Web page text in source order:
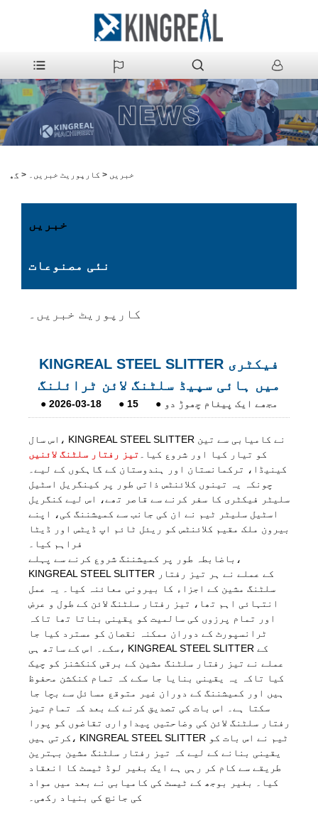
گھر > خبریں > کارپوریٹ خبریں۔
خبریں
نئی مصنوعات
کارپوریٹ خبریں۔
KINGREAL STEEL SLITTER فیکٹری
میں ہائی سپیڈ سلٹنگ لائن ٹرائلنگ
● 2026-03-18 ● 15 ● مجھے ایک پیغام چھوڑ دو
اس سال، KINGREAL STEEL SLITTER نے کامیابی سے تین
کو تیار کیا اور شروع کیا۔ تیز رفتار سلٹنگ لائنیں
کینیڈا، ترکمانستان اور ہندوستان کے گاہکوں کے لیے۔
چونکہ یہ تینوں کلائنٹس ذاتی طور پر کینگریل اسٹیل
سلیٹر فیکٹری کا سفر کرنے سے قاصر تھے، اس لیے کنگریل
اسٹیل سلیٹر ٹیم نے ان کی جانب سے کمیشننگ کی، اپنے
بیرون ملک مقیم کلائنٹس کو ریئل ٹائم اپ ڈیٹس اور ڈیٹا
فراہم کیا۔
باضابطہ طور پر کمیشننگ شروع کرنے سے پہلے،
KINGREAL STEEL SLITTER کے عملے نے ہر تیز رفتار
سلٹنگ مشین کے اجزاء کا بیرونی معائنہ کیا۔ یہ عمل
انتہائی اہم تھا، تیز رفتار سلٹنگ لائن کے طول و عرض
اور تمام پرزوں کی سالمیت کو یقینی بناتا تھا تاکہ
ٹرانسپورٹ کے دوران ممکنہ نقصان کو مسترد کیا جا
سکے۔ اس کے ساتھ ہی، KINGREAL STEEL SLITTER کے
عملے نے تیز رفتار سلٹنگ مشین کے برقی کنکشنز کو چیک
کیا تاکہ یہ یقینی بنایا جا سکے کہ تمام کنکشن محفوظ
ہیں اور کمیشننگ کے دوران غیر متوقع مسائل سے بچا جا
سکتا ہے۔ اس بات کی تصدیق کرنے کے بعد کہ تمام تیز
رفتار سلٹنگ لائن کی وضاحتیں پیداواری تقاضوں کو پورا
کرتی ہیں، KINGREAL STEEL SLITTER ٹیم نے اس بات کو
یقینی بنانے کے لیے کہ تیز رفتار سلٹنگ مشین بہترین
طریقے سے کام کر رہی ہے ایک بغیر لوڈ ٹیسٹ کا انعقاد
کیا۔ بغیر بوجھ کے ٹیسٹ کی کامیابی نے بعد میں مواد
کی جانچ کی بنیاد رکھی۔